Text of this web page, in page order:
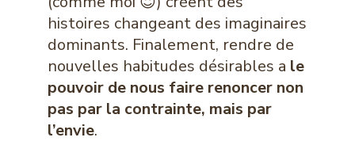
histoires changeant des imaginaires
dominants. Finalement, rendre de
nouvelles habitudes désirables a le
pouvoir de nous faire renoncer non
pas par la contrainte, mais par
l’envie.